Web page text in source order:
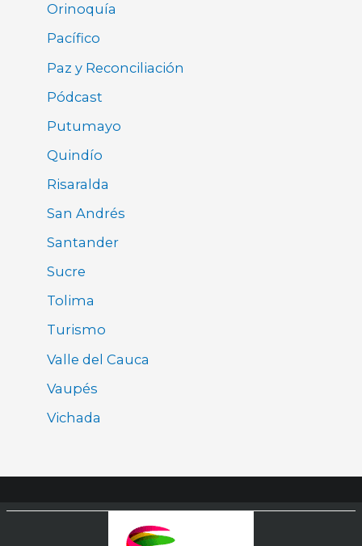
Orinoquía
Pacífico
Paz y Reconciliación
Pódcast
Putumayo
Quindío
Risaralda
San Andrés
Santander
Sucre
Tolima
Turismo
Valle del Cauca
Vaupés
Vichada